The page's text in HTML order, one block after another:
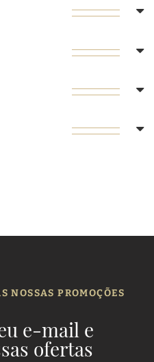
NOSSAS PROMOÇÕES
e-mail e
ofertas